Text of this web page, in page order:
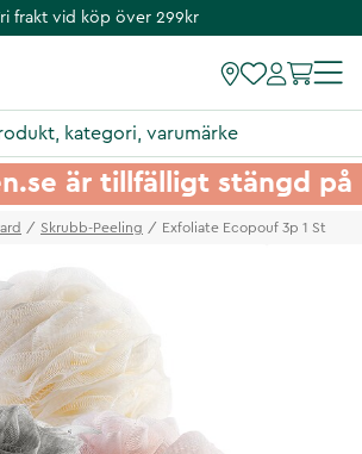
frakt vid köp över 299kr
är tillfälligt stängd
Skrubb-Peeling Exfoliate Ecopouf 3p 1 St